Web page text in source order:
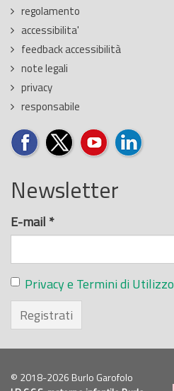
regolamento
accessibilita'
feedback accessibilità
note legali
privacy
responsabile
Newsletter
E-mail *
Privacy e Termini di Utilizzo
Registrati
© 2018-2026 Burlo Garofolo